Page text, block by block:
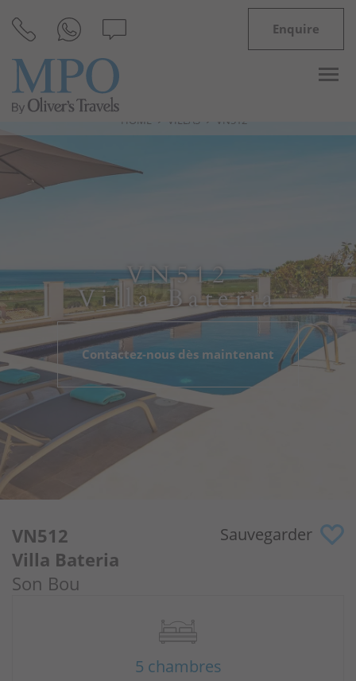
Enquire
Destinations
Minorque
Offres
Pourquoi nous?
Propriétaires
Portail
VN512
Villa Bateria
Contactez-nous dès maintenant
HOME VILLAS VN512
Son Bou
VN512
Villa Bateria
Sauvegarder
5 chambres